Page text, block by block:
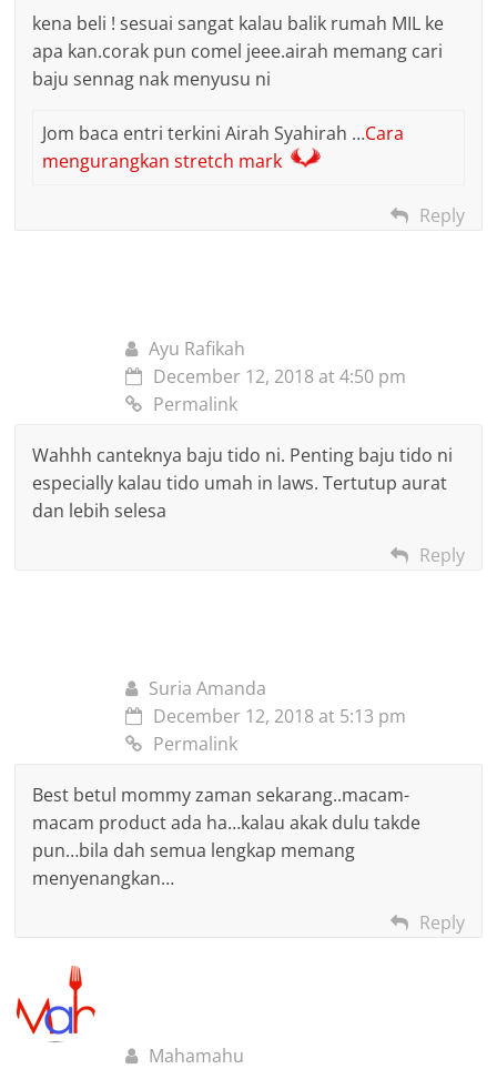
kena beli ! sesuai sangat kalau balik rumah MIL ke
apa kan.corak pun comel jeee.airah memang cari
baju sennag nak menyusu ni
Jom baca entri terkini Airah Syahirah …Cara
mengurangkan stretch mark
Reply
Ayu Rafikah
December 12, 2018 at 4:50 pm
Permalink
Wahhh canteknya baju tido ni. Penting baju tido ni
especially kalau tido umah in laws. Tertutup aurat
dan lebih selesa
Reply
Suria Amanda
December 12, 2018 at 5:13 pm
Permalink
Best betul mommy zaman sekarang..macam-
macam product ada ha…kalau akak dulu takde
pun…bila dah semua lengkap memang
menyenangkan…
Reply
Mahamahu